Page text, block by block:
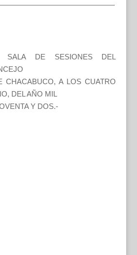
DE SESIONES DEL
CHACABUCO, A LOS CUATRO
DEL AÑO MIL
Y DOS.-